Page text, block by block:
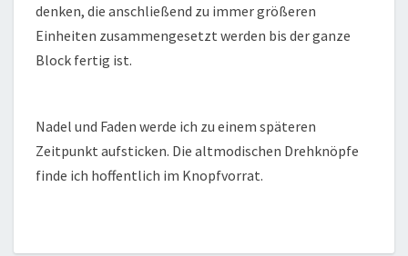
denken, die anschließend zu immer größeren
Einheiten zusammengesetzt werden bis der ganze
Block fertig ist.
Nadel und Faden werde ich zu einem späteren
Zeitpunkt aufsticken. Die altmodischen Drehknöpfe
finde ich hoffentlich im Knopfvorrat.